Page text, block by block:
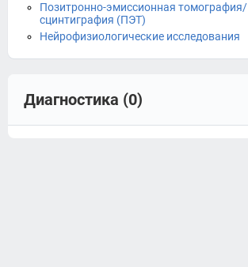
Позитронно-эмиссионная томография/
сцинтиграфия (ПЭТ)
Нейрофизиологические исследования
Диагностика (0)